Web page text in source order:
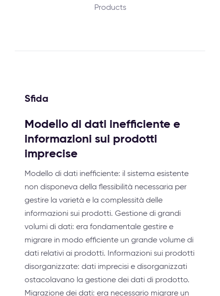
Products
Sfida
Modello di dati inefficiente e
informazioni sui prodotti
imprecise
Modello di dati inefficiente: il sistema esistente
non disponeva della flessibilità necessaria per
gestire la varietà e la complessità delle
informazioni sui prodotti. Gestione di grandi
volumi di dati: era fondamentale gestire e
migrare in modo efficiente un grande volume di
dati relativi ai prodotti. Informazioni sui prodotti
disorganizzate: dati imprecisi e disorganizzati
ostacolavano la gestione dei dati di prodotto.
Migrazione dei dati: era necessario migrare un